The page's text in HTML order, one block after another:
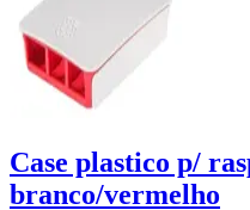
Case plastico p/
branco/vermelho